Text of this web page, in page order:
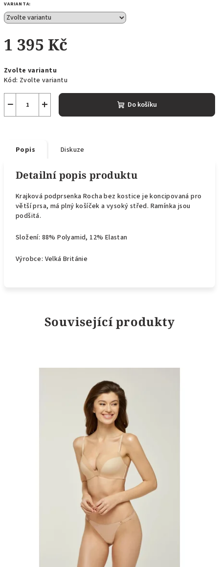
VARIANTA:
1 395 Kč
cena:
Zvolte variantu
Kód: Zvolte variantu
+
− Do košíku
Popis Diskuze
Detailní popis produktu
Krajková podprsenka Rocha bez kostice je koncipovaná pro
větší prsa, má plný košíček a vysoký střed. Ramínka jsou
podšitá.
Složení: 88% Polyamid, 12% Elastan
Výrobce: Velká Británie
Související produkty